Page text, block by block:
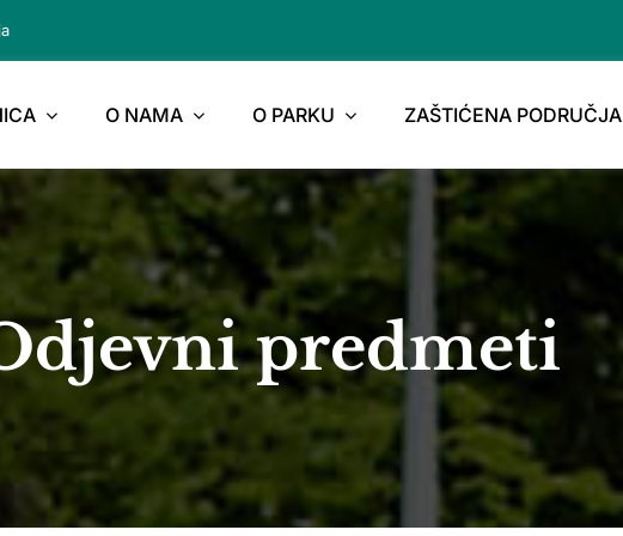
O NAMA O PARKU ZAŠTIĆENA PODRUČJA
predmeti